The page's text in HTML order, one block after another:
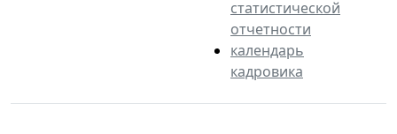
статистической
отчетности
календарь
кадровика